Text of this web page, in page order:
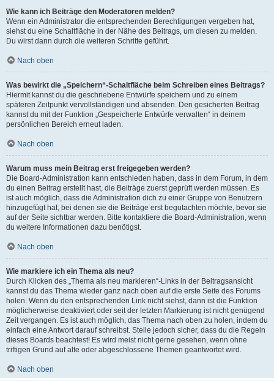
Wie kann ich Beiträge den Moderatoren melden?
Wenn ein Administrator die entsprechenden Berechtigungen vergeben hat,
siehst du eine Schaltfläche in der Nähe des Beitrags, um diesen zu melden.
Du wirst dann durch die weiteren Schritte geführt.
Nach oben
Was bewirkt die „Speichern“-Schaltfläche beim Schreiben eines Beitrags?
Hiermit kannst du die geschriebene Entwürfe speichern und zu einem
späteren Zeitpunkt vervollständigen und absenden. Den gesicherten Beitrag
kannst du mit der Funktion „Gespeicherte Entwürfe verwalten“ in deinem
persönlichen Bereich erneut laden.
Nach oben
Warum muss mein Beitrag erst freigegeben werden?
Die Board-Administration kann entschieden haben, dass in dem Forum, in dem
du einen Beitrag erstellt hast, die Beiträge zuerst geprüft werden müssen. Es
ist auch möglich, dass die Administration dich zu einer Gruppe von Benutzern
hinzugefügt hat, bei denen sie die Beiträge erst begutachten möchte, bevor sie
auf der Seite sichtbar werden. Bitte kontaktiere die Board-Administration, wenn
du weitere Informationen dazu benötigst.
Nach oben
Wie markiere ich ein Thema als neu?
Durch Klicken des „Thema als neu markieren“-Links in der Beitragsansicht
kannst du das Thema wieder ganz nach oben auf die erste Seite des Forums
holen. Wenn du den entsprechenden Link nicht siehst, dann ist die Funktion
möglicherweise deaktiviert oder seit der letzten Markierung ist nicht genügend
Zeit vergangen. Es ist auch möglich, das Thema nach oben zu holen, indem du
einfach eine Antwort darauf schreibst. Stelle jedoch sicher, dass du die Regeln
dieses Boards beachtest! Es wird meist nicht gerne gesehen, wenn ohne
triftigen Grund auf alte oder abgeschlossene Themen geantwortet wird.
Nach oben